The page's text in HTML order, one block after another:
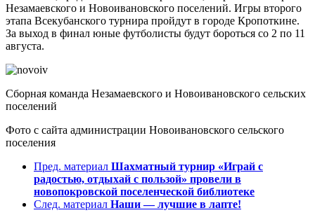
Незамаевского и Новоивановского поселений. Игры второго
этапа Всекубанского турнира пройдут в городе Кропоткине.
За выход в финал юные футболисты будут бороться со 2 по 11
августа.
Сборная команда Незамаевского и Новоивановского сельских
поселений
Фото с сайта администрации Новоивановского сельского
поселения
Пред. материал Шахматный турнир «Играй с
радостью, отдыхай с пользой» провели в
новопокровской поселенческой библиотеке
След. материал Наши — лучшие в лапте!